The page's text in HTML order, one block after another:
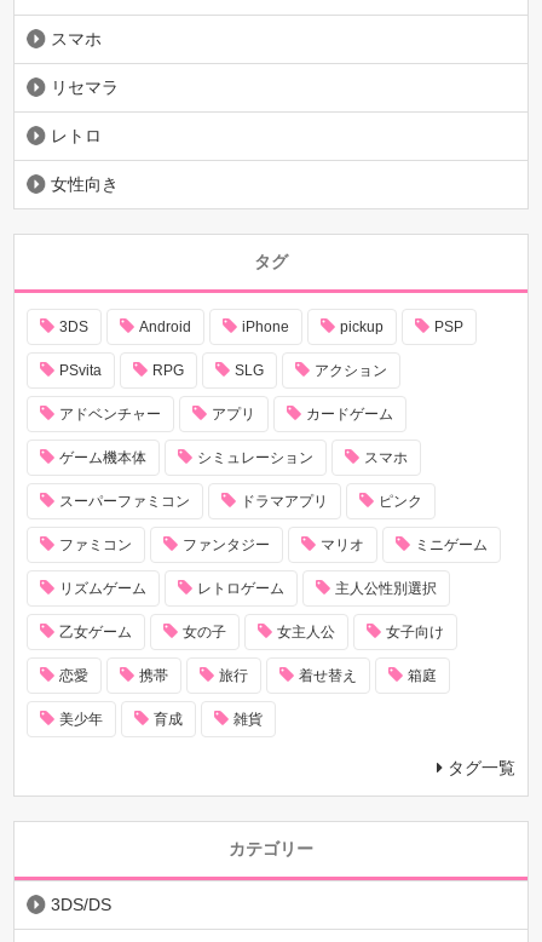
スマホ
リセマラ
レトロ
女性向き
タグ
3DS Android iPhone pickup PSP
PSvita RPG SLG アクション
アドベンチャー アプリ カードゲーム
ゲーム機本体 シミュレーション スマホ
スーパーファミコン ドラマアプリ ピンク
ファミコン ファンタジー マリオ ミニゲーム
リズムゲーム レトロゲーム 主人公性別選択
乙女ゲーム 女の子 女主人公 女子向け
恋愛 携帯 旅行 着せ替え 箱庭
美少年 育成 雑貨
タグ一覧
カテゴリー
3DS/DS